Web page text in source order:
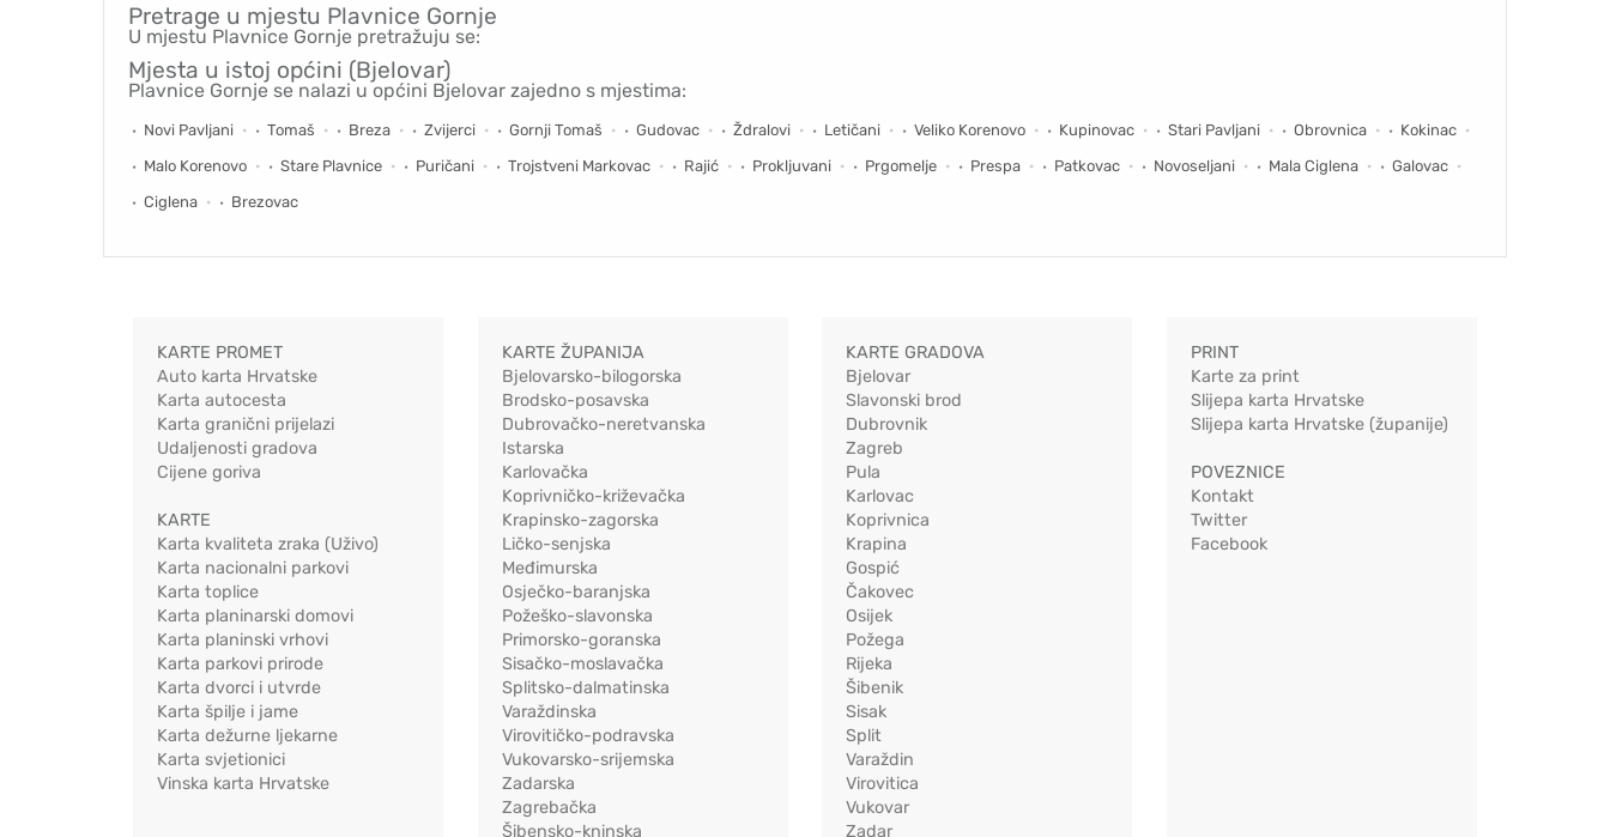
Pretrage u mjestu Plavnice Gornje
U mjestu Plavnice Gornje pretražuju se:
Mjesta u istoj općini (Bjelovar)
Plavnice Gornje se nalazi u općini Bjelovar zajedno s mjestima:
Novi Pavljani Tomaš Breza Zvijerci Gornji Tomaš Gudovac Ždralovi Letičani Veliko Korenovo Kupinovac Stari Pavljani Obrovnica
Kokinac
Malo Korenovo
Stare Plavnice Puričani Trojstveni Markovac Rajić Prokljuvani Prgomelje Prespa Patkovac Novoseljani Mala Ciglena
Galovac
Ciglena
Brezovac
KARTE PROMET
Auto karta Hrvatske
Karta autocesta
Karta granični prijelazi
Udaljenosti gradova
Cijene goriva
KARTE
Karta kvaliteta zraka (Uživo)
Karta nacionalni parkovi
Karta toplice
Karta planinarski domovi
Karta planinski vrhovi
Karta parkovi prirode
Karta dvorci i utvrde
Karta špilje i jame
Karta dežurne ljekarne
Karta svjetionici
Vinska karta Hrvatske
KARTE ŽUPANIJA
Bjelovarsko-bilogorska
Brodsko-posavska
Dubrovačko-neretvanska
Istarska
Karlovačka
Koprivničko-križevačka
Krapinsko-zagorska
Ličko-senjska
Međimurska
Osječko-baranjska
Požeško-slavonska
Primorsko-goranska
Sisačko-moslavačka
Splitsko-dalmatinska
Varaždinska
Virovitičko-podravska
Vukovarsko-srijemska
Zadarska
Zagrebačka
Šibensko-kninska
KARTE GRADOVA
Bjelovar
Slavonski brod
Dubrovnik
Zagreb
Pula
Karlovac
Koprivnica
Krapina
Gospić
Čakovec
Osijek
Požega
Rijeka
Šibenik
Sisak
Split
Varaždin
Virovitica
Vukovar
Zadar
PRINT
Karte za print
Slijepa karta Hrvatske
Slijepa karta Hrvatske (županije)
POVEZNICE
Kontakt
Twitter
Facebook